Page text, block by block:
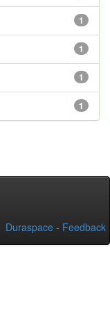
1
1
1
1
Duraspace - Feedback